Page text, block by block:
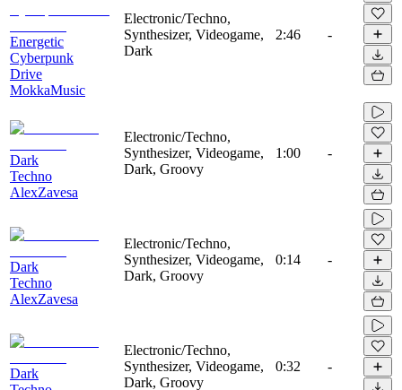
Energetic
Cyberpunk
Drive
MokkaMusic
Electronic/Techno,
Synthesizer, Videogame,
Dark
2:46 -
Dark
Techno
AlexZavesa
Electronic/Techno,
Synthesizer, Videogame,
Dark, Groovy
1:00 -
Dark
Techno
AlexZavesa
Electronic/Techno,
Synthesizer, Videogame,
Dark, Groovy
0:14 -
Dark
Electronic/Techno,
Synthesizer, Videogame,
Dark, Groovy
0:32 -